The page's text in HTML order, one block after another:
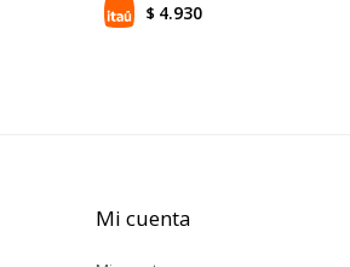
$ 4.930
Mi cuenta